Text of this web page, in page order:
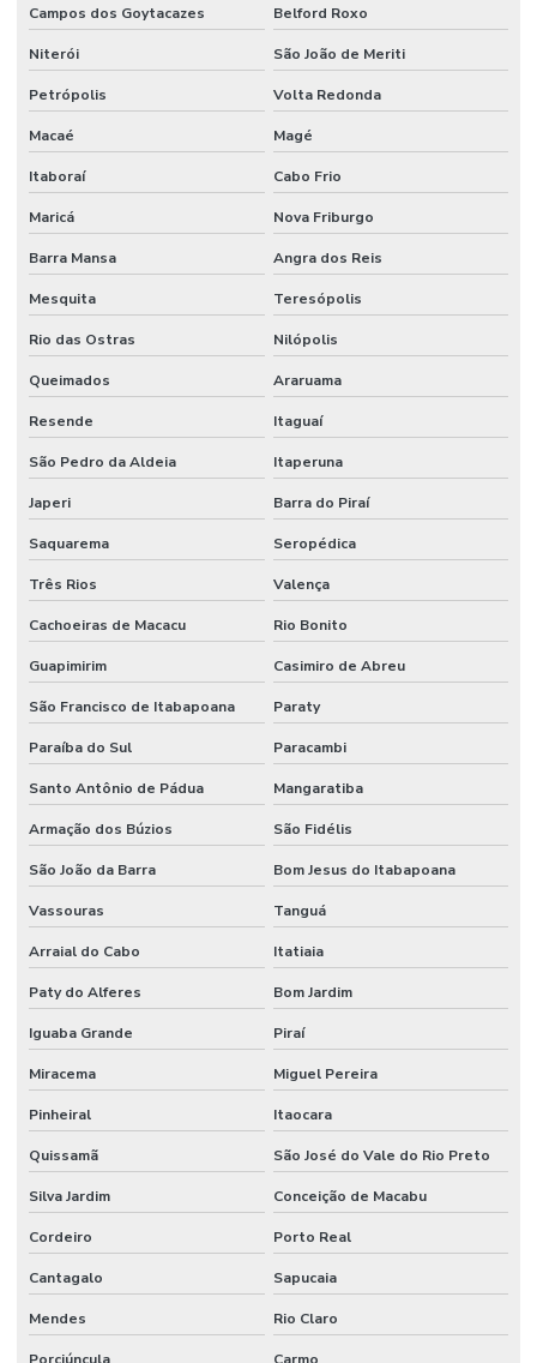
Empresa de projetos em engenharia
Empresa de terceirização de mão de obra
Empresas prestadoras de serviços de mão de obra terceirizada
Empresas que terceirizam serviços de produção
Engenheiros terceirizados
Equipe mao de obra temporaria e terceirizada
Facilities industrial
Gestão de ativos
Gestão de custos de manutenção para empresas
Gestão De Manutenção Preditiva
Higienização De Banheiros Comerciais
Higienização De Escritórios
Higienização De Superfícies Comerciais E Industriais
Higienização Profunda De Ambientes Comerciais
Higienização Profunda De Escritórios E Sanitários
Implantação De Manutenção Preditiva
Implementação De Manutenção Preditiva
Inspeções Regulares De Equipamentos
Limpeza De Ambientes
Limpeza De Ambientes Industriais
Limpeza De Áreas Externas E Jardins
Limpeza De Áreas Industriais
Limpeza De Banheiros Comerciais
Limpeza De Banheiros E Áreas Comuns
Limpeza De Escritórios E Ambientes Comerciais
Campos dos Goytacazes Belford Roxo
Niterói São João de Meriti
Petrópolis Volta Redonda
Macaé Magé
Itaboraí Cabo Frio
Maricá Nova Friburgo
Barra Mansa Angra dos Reis
Mesquita Teresópolis
Rio das Ostras Nilópolis
Queimados Araruama
Resende Itaguaí
São Pedro da Aldeia Itaperuna
Japeri Barra do Piraí
Saquarema Seropédica
Três Rios Valença
Cachoeiras de Macacu Rio Bonito
Guapimirim Casimiro de Abreu
São Francisco de Itabapoana Paraty
Paraíba do Sul Paracambi
Santo Antônio de Pádua Mangaratiba
Armação dos Búzios São Fidélis
São João da Barra Bom Jesus do Itabapoana
Vassouras Tanguá
Arraial do Cabo Itatiaia
Paty do Alferes Bom Jardim
Iguaba Grande Piraí
Miracema Miguel Pereira
Pinheiral Itaocara
Quissamã São José do Vale do Rio Preto
Silva Jardim Conceição de Macabu
Cordeiro Porto Real
Cantagalo Sapucaia
Mendes Rio Claro
Porciúncula Carmo